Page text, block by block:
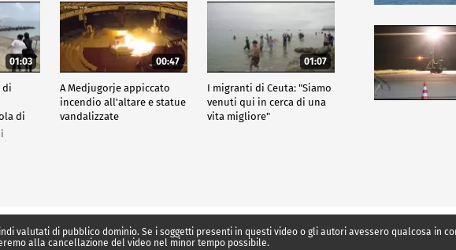
01:03
di
di
00:47
A Medjugorje appiccato
incendio all'altare e statue
vandalizzate
01:07
I migranti di Ceuta: "Siamo
venuti qui in cerca di una
vita migliore"
valutati di pubblico dominio. Se i soggetti presenti in questi video o gli autori avessero qualcosa in
alla cancellazione del video nel minor tempo possibile.